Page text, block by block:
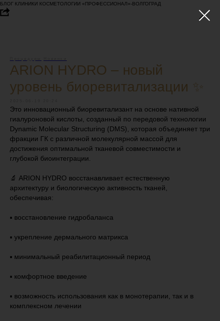
БЛОГ КЛИНИКИ КОСМЕТОЛОГИИ «ПРОФЕССИОНАЛ»-ВОЛГОГРАД
ARION HYDRO – новый
уровень биоревитализации ✨
Это инновационный биоревитализант на основе нативной
гиалуроновой кислоты, созданный по передовой технологии
Dynamic Molecular Structuring (DMS), которая объединяет три
фракции ГК с различной молекулярной массой для
достижения оптимальной тканевой совместимости и
глубокой биоинтеграции.
🔬 ARION HYDRO восстанавливает естественную
архитектуру и биологическую активность тканей,
обеспечивая:
▪️ восстановление гидробаланса
▪️ укрепление дермального матрикса
▪️ минимальный реабилитационный период
▪️ комфортное введение
▪️ возможность использования как в монотерапии, так и в
комплексном лечении